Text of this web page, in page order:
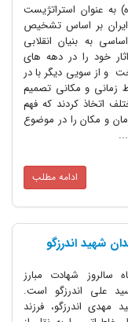
عنوان استراتژیست
بر اساس تشخیص
به بنیان انقلابی
خود را در دهه های
و از سویی دیگر با در
و مکانی تصمیم
کردند که فهم
و مکان را در موضوع
ادامه مطلب
شهید اندرزگو
شهادت مبارز
علی اندرزگو است.
اندرزگو، فرزند